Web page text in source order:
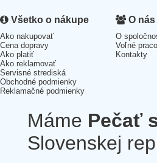
Všetko o nákupe
Ako nakupovať
Cena dopravy
Ako platiť
Ako reklamovať
Servisné strediská
Obchodné podmienky
Reklamačné podmienky
O nás
O
Voľné
Kontakty
Máme Pečať
Slovenskej